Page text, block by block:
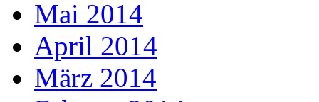
Mai 2014
April 2014
März 2014